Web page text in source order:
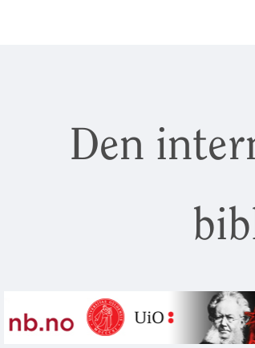
Den